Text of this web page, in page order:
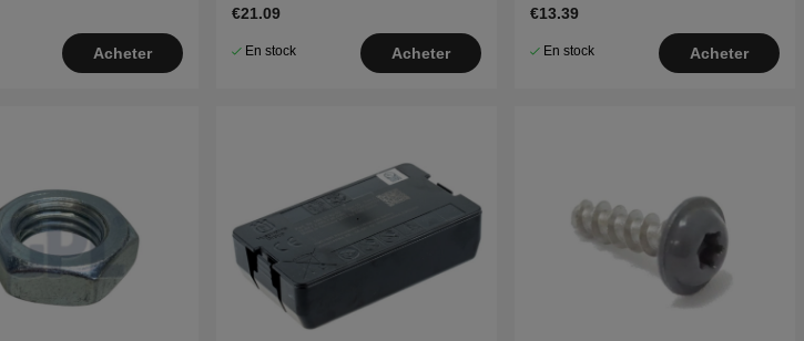
Acheter
€21.09
En stock Acheter
€13.39
En stock Acheter